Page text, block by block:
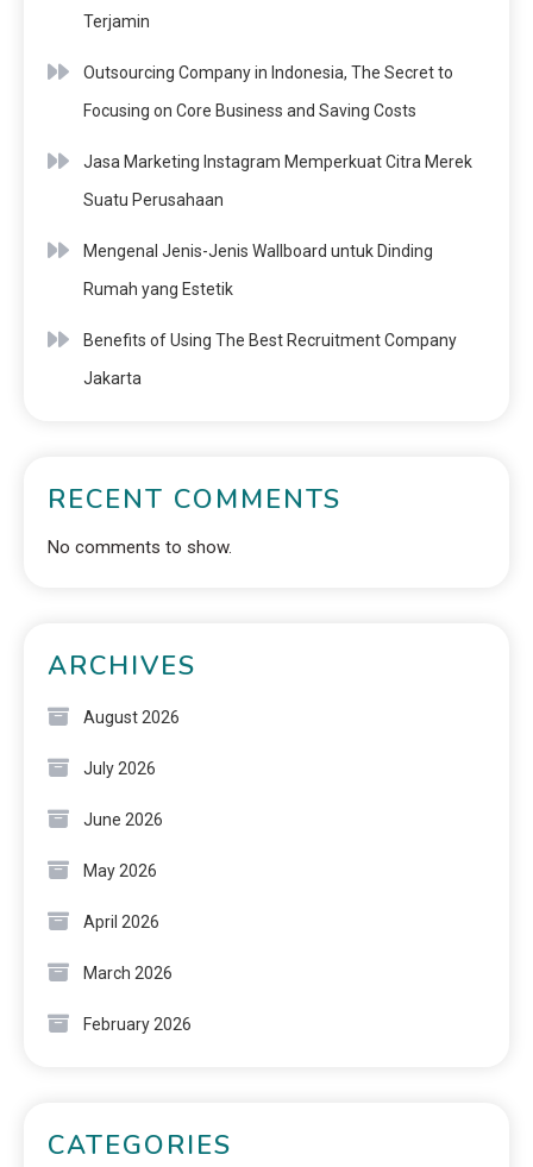
Terjamin
Outsourcing Company in Indonesia, The Secret to
Focusing on Core Business and Saving Costs
Jasa Marketing Instagram Memperkuat Citra Merek
Suatu Perusahaan
Mengenal Jenis-Jenis Wallboard untuk Dinding
Rumah yang Estetik
Benefits of Using The Best Recruitment Company
Jakarta
RECENT COMMENTS
No comments to show.
ARCHIVES
August 2026
July 2026
June 2026
May 2026
April 2026
March 2026
February 2026
CATEGORIES